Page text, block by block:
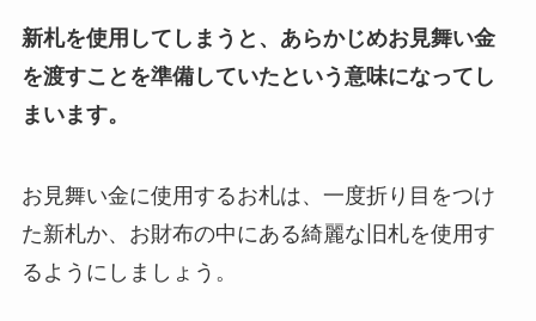
新札を使用してしまうと、あらかじめお見舞い金
を渡すことを準備していたという意味になってし
まいます。
お見舞い金に使用するお札は、一度折り目をつけ
た新札か、お財布の中にある綺麗な旧札を使用す
るようにしましょう。